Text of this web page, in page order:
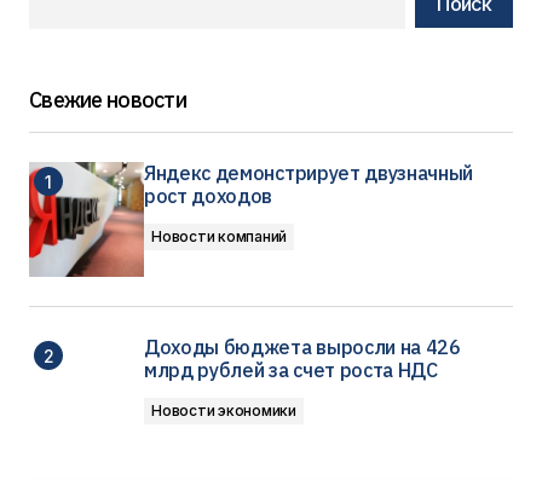
Свежие новости
Яндекс демонстрирует двузначный
рост доходов
Новости компаний
Доходы бюджета выросли на 426
млрд рублей за счет роста НДС
Новости экономики